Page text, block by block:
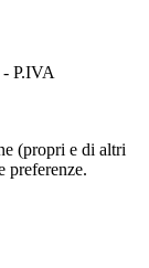
P.IVA
(propri e di altri
preferenze.